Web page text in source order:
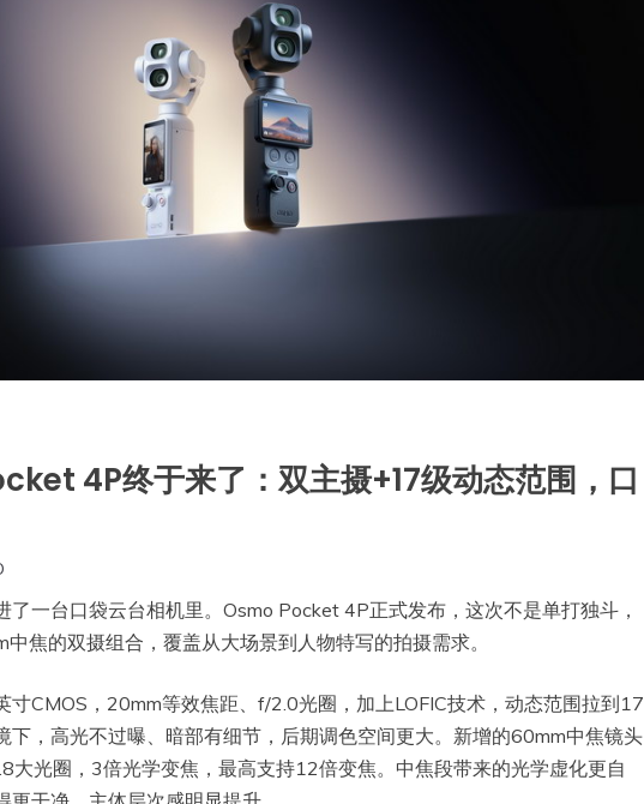
4P终于来了：双主摄+17级动态范围，口
了一台口袋云台相机里。Osmo Pocket 4P正式发布，这次不是单打独斗，
焦的双摄组合，覆盖从大场景到人物特写的拍摄需求。
寸CMOS，20mm等效焦距、f/2.0光圈，加上LOFIC技术，动态范围拉到17
下，高光不过曝、暗部有细节，后期调色空间更大。新增的60mm中焦镜头
大光圈，3倍光学变焦，最高支持12倍变焦。中焦段带来的光学虚化更自